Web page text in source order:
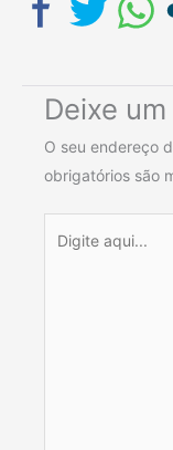
Deixe
O seu endereço
obrigatórios são
aqui...